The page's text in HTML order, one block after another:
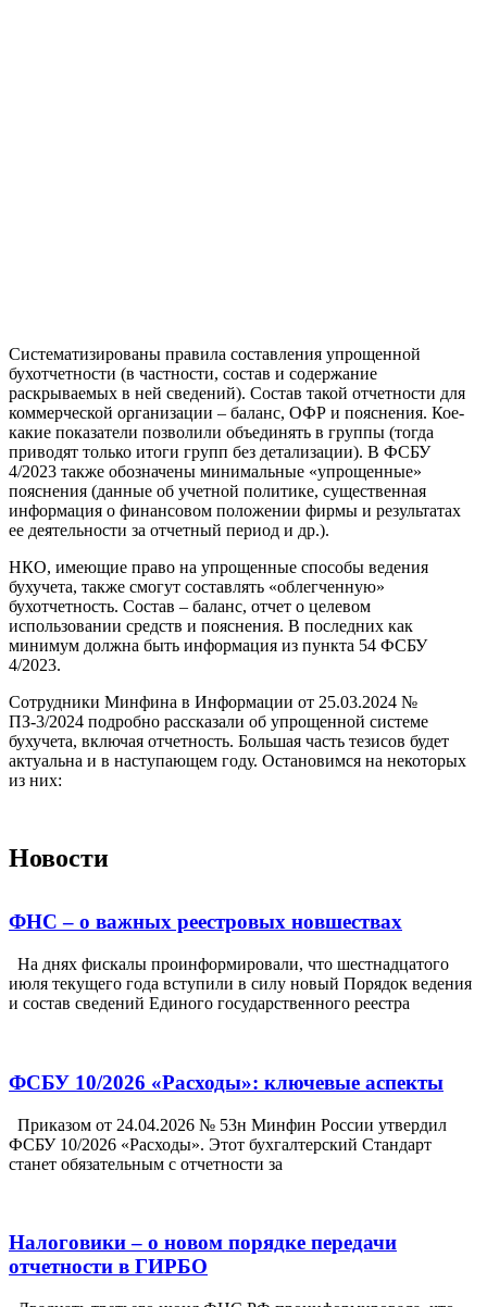
Систематизированы правила составления упрощенной
бухотчетности (в частности, состав и содержание
раскрываемых в ней сведений). Состав такой отчетности для
коммерческой организации – баланс, ОФР и пояснения. Кое-
какие показатели позволили объединять в группы (тогда
приводят только итоги групп без детализации). В ФСБУ
4/2023 также обозначены минимальные «упрощенные»
пояснения (данные об учетной политике, существенная
информация о финансовом положении фирмы и результатах
ее деятельности за отчетный период и др.).
НКО, имеющие право на упрощенные способы ведения
бухучета, также смогут составлять «облегченную»
бухотчетность. Состав – баланс, отчет о целевом
использовании средств и пояснения. В последних как
минимум должна быть информация из пункта 54 ФСБУ
4/2023.
Сотрудники Минфина в Информации от 25.03.2024 №
ПЗ-3/2024 подробно рассказали об упрощенной системе
бухучета, включая отчетность. Большая часть тезисов будет
актуальна и в наступающем году. Остановимся на некоторых
из них:
Новости
ФНС – о важных реестровых новшествах
На днях фискалы проинформировали, что шестнадцатого
июля текущего года вступили в силу новый Порядок ведения
и состав сведений Единого государственного реестра
ФСБУ 10/2026 «Расходы»: ключевые аспекты
Приказом от 24.04.2026 № 53н Минфин России утвердил
ФСБУ 10/2026 «Расходы». Этот бухгалтерский Стандарт
станет обязательным с отчетности за
Налоговики – о новом порядке передачи
отчетности в ГИРБО